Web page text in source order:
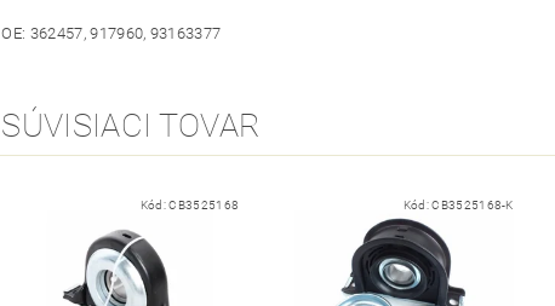
OE: 362457, 917960, 93163377
SÚVISIACI TOVAR
Kód:CB3525168 Kód:CB3525168-K